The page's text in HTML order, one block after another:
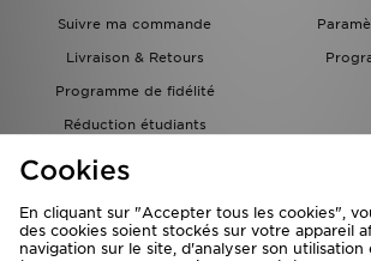
Suivre ma commande
Livraison & Retours
Programme de fidélité
Réduction étudiants
Carte Cadeau
Cookies
En cliquant sur "Accepter tous les cookies",
des cookies soient stockés sur votre appareil
navigation sur le site, d'analyser son